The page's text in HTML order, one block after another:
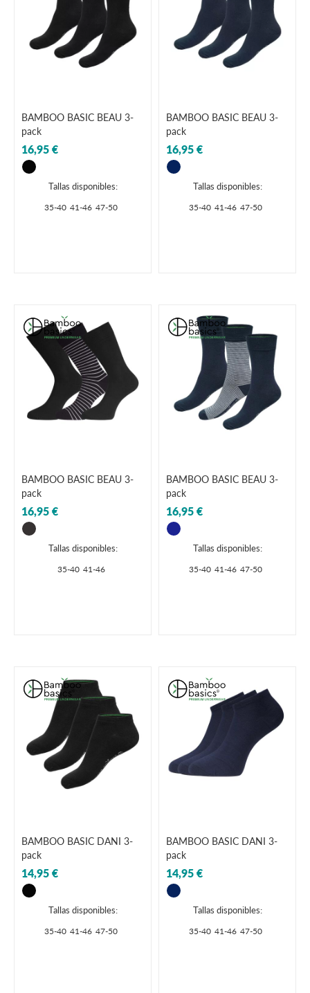
BAMBOO BASIC BEAU 3-
pack
16,95 €
Tallas disponibles:
35-40 41-46 47-50
BAMBOO BASIC BEAU 3-
pack
16,95 €
Tallas disponibles:
35-40 41-46 47-50
BAMBOO BASIC BEAU 3-
pack
16,95 €
Tallas disponibles:
35-40 41-46
BAMBOO BASIC BEAU 3-
pack
16,95 €
Tallas disponibles:
35-40 41-46 47-50
BAMBOO BASIC DANI 3-
pack
14,95 €
Tallas disponibles:
35-40 41-46 47-50
BAMBOO BASIC DANI 3-
pack
14,95 €
Tallas disponibles:
35-40 41-46 47-50